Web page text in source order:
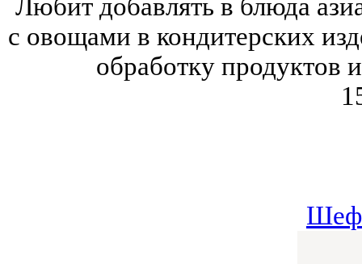
Любит добавлять в блюда
с овощами в кондитерских
обработку